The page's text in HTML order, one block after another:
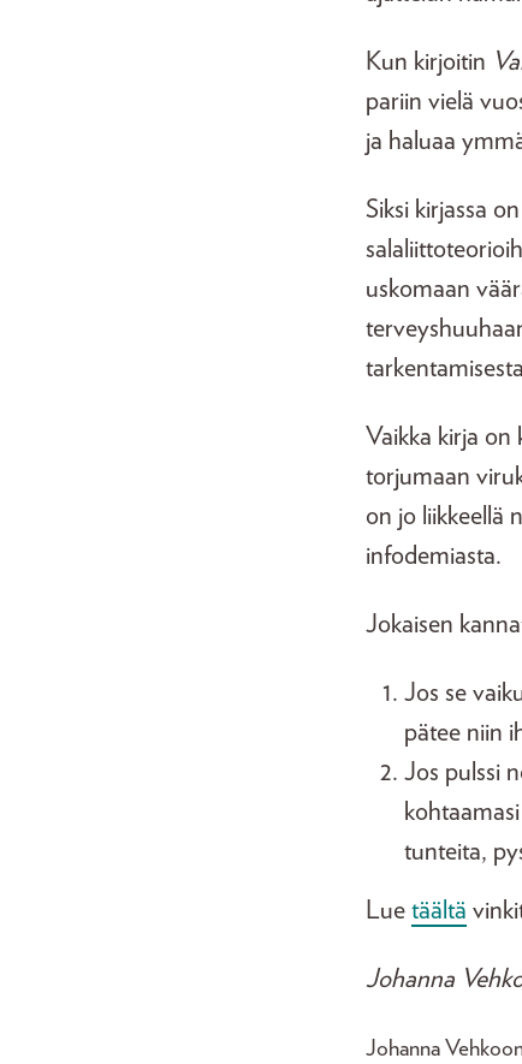
Kun kirjoitin
pariin vielä
ja haluaa
Siksi kirjassa
uskomaan
Vaikka kirja on
torjumaan
on jo liikkeellä
infodemiasta.
Jokaisen
Jos se
pätee niin
Jos pulssi
tunteita,
Lue täältä
Johanna
Johanna